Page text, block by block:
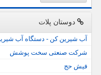
دوستان پلات
آب شیرین کن - دستگاه آب
شرکت صنعتی سخت پوشش
فیش حج